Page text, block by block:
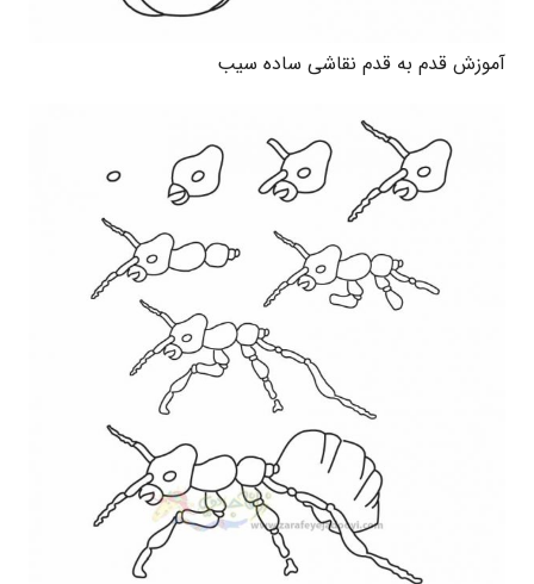
آموزش قدم به قدم نقاشی ساده سیب